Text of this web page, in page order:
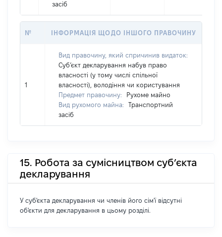
засіб
№ ІНФОРМАЦІЯ ЩОДО ІНШОГО ПРАВОЧИНУ
1
Вид правочину, який спричинив видаток:
Суб’єкт декларування набув право
власності (у тому числі спільної
власності), володіння чи користування
Предмет правочину:
Рухоме майно
Вид рухомого майна:
Транспортний
засіб
15. Робота за сумісництвом суб’єкта
декларування
У суб'єкта декларування чи членів його сім'ї відсутні
об'єкти для декларування в цьому розділі.